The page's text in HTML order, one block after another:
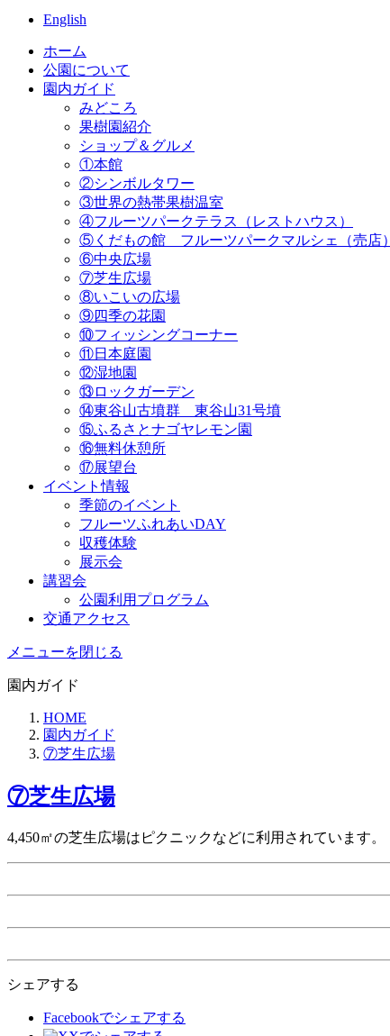
English
ホーム
公園について
園内ガイド
みどころ
果樹園紹介
ショップ＆グルメ
①本館
②シンボルタワー
③世界の熱帯果樹温室
④フルーツパークテラス（レストハウス）
⑤くだもの館 フルーツパークマルシェ（売店）
⑥中央広場
⑦芝生広場
⑧いこいの広場
⑨四季の花園
⑩フィッシングコーナー
⑪日本庭園
⑫湿地園
⑬ロックガーデン
⑭東谷山古墳群 東谷山31号墳
⑮ふるさとナゴヤレモン園
⑯無料休憩所
⑰展望台
イベント情報
季節のイベント
フルーツふれあいDAY
収穫体験
展示会
講習会
公園利用プログラム
交通アクセス
メニューを閉じる
園内ガイド
HOME
園内ガイド
⑦芝生広場
⑦芝生広場
4,450㎡の芝生広場はピクニックなどに利用されています。
シェアする
Facebookでシェアする